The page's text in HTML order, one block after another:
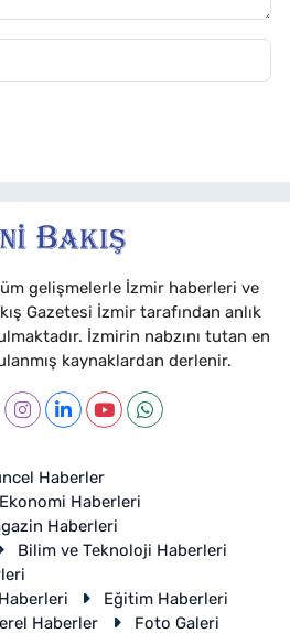
gelişmelerle İzmir haberleri ve
Gazetesi İzmir tarafından anlık
İzmirin nabzını tutan en
kaynaklardan derlenir.
Haberler
Ekonomi Haberleri
Haberleri
Bilim ve Teknoloji Haberleri
Eğitim Haberleri
Haberler Foto Galeri